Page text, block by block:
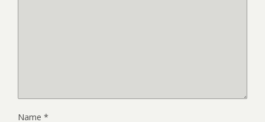
Name *